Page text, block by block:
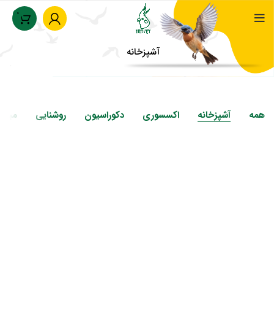
0
آشپزخانه
همه آشپزخانه اکسسوری دکوراسیون روشنایی